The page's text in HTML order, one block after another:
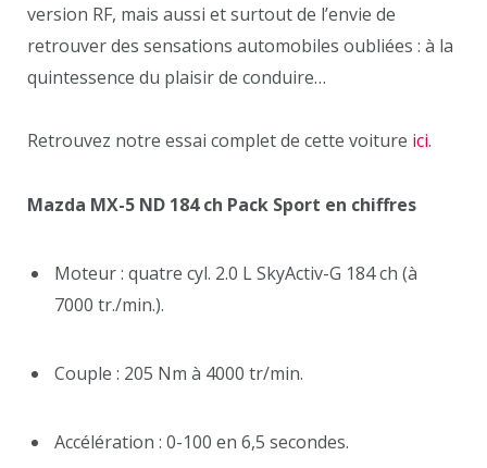
version RF, mais aussi et surtout de l’envie de
retrouver des sensations automobiles oubliées : à la
quintessence du plaisir de conduire…
Retrouvez notre essai complet de cette voiture ici.
Mazda MX-5 ND 184 ch Pack Sport en chiffres
Moteur : quatre cyl. 2.0 L SkyActiv-G 184 ch (à
7000 tr./min.).
Couple : 205 Nm à 4000 tr/min.
Accélération : 0-100 en 6,5 secondes.